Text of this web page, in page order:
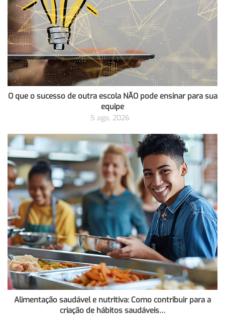
O que o sucesso de outra escola NÃO pode ensinar para sua
equipe
5 ago, 2026
Alimentação saudável e nutritiva: Como contribuir para a
criação de hábitos saudáveis…